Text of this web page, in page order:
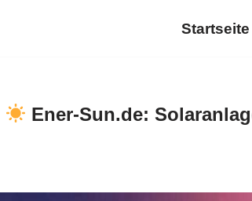
Startseite
Ener-Sun.de: